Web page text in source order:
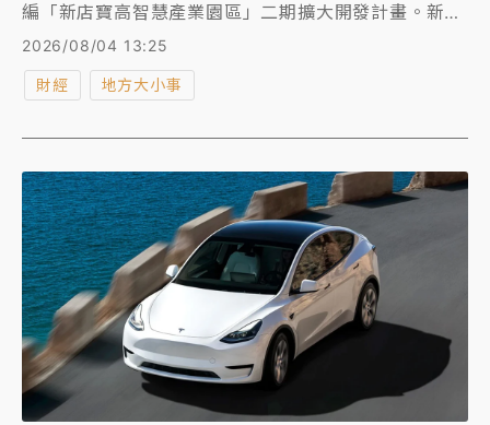
編「新店寶高智慧產業園區」二期擴大開發計畫。新北
市政府預計投入300億元，以「平行擴充、垂直整合」
智慧電動車與高階醫療器材等智慧型產業進駐。
2026/08/04 13:25
財經 地方大小事